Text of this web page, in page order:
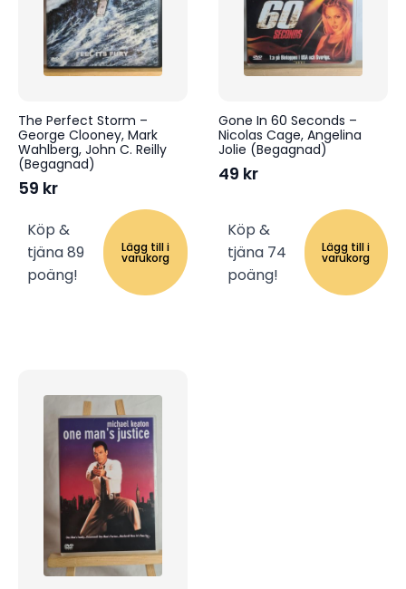
The Perfect Storm –
George Clooney, Mark
Wahlberg, John C. Reilly
(Begagnad)
59 kr
Köp &
tjäna 89
poäng!
Lägg till i
varukorg
Gone In 60 Seconds –
Nicolas Cage, Angelina
Jolie (Begagnad)
49 kr
Köp &
tjäna 74
poäng!
Lägg till i
varukorg